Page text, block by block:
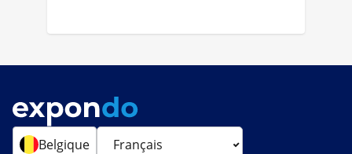
Belgique